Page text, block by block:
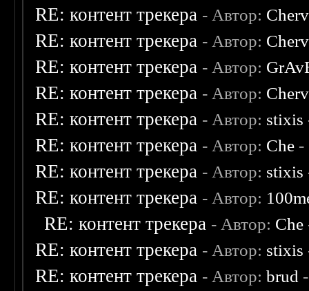
RE: контент трекера - Автор:
RE: контент трекера - Автор:
RE: контент трекера - Автор:
RE: контент трекера - Автор:
RE: контент трекера - Автор: stixis
RE: контент трекера - Автор: Che -
RE: контент трекера - Автор: stixis
RE: контент трекера - Автор:
RE: контент трекера - Автор: Che
RE: контент трекера - Автор: stixis
RE: контент трекера - Автор:brud